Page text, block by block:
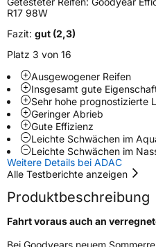
EU Label
Effizienz
NasshaftungA
Rollgeräusch (Klasse)
Rollgeräusch (dB)70
FahrzeugklasseC1
3PMSF /
R17 98W
Fazit: gut (2,3)
Platz 3 von 16
Ausgewogener Reifen
Insgesamt gute
Sehr hohe prognostizierte
Geringer Abrieb
Gute Effizienz
Leichte Schwächen im
Leichte Schwächen im
Weitere Details bei ADAC
Alle Testberichte anzeigen
Produktbeschreibung
Fahrt voraus auch an
Bei Goodyears neuem